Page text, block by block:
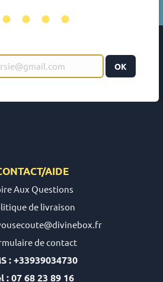
OK
AIDE
Aux Questions
de livraison
de contact
: +33939034730
: 07 68 23 89 16